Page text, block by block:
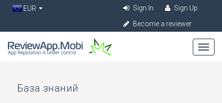
EUR Sign In
Sign Up
Become a reviewer
База знаний